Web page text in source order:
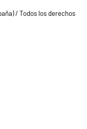
/ Todos los derechos